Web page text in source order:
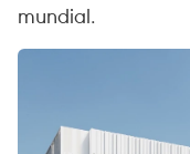
mundial.